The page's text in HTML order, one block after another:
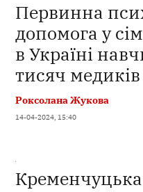
Первинна
допомога у
в Україні
тисяч медиків
Роксолана Жукова
14-04-2024, 15:40